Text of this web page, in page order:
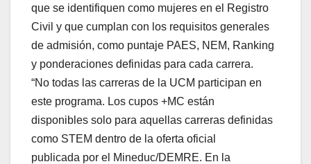
que se identifiquen como mujeres en el Registro
Civil y que cumplan con los requisitos generales
de admisión, como puntaje PAES, NEM, Ranking
y ponderaciones definidas para cada carrera.
“No todas las carreras de la UCM participan en
este programa. Los cupos +MC están
disponibles solo para aquellas carreras definidas
como STEM dentro de la oferta oficial
publicada por el Mineduc/DEMRE. En la